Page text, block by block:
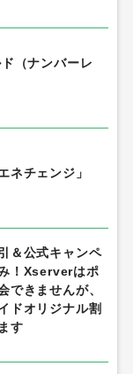
（ナンバーレ
ネチェンジ」
＆公式キャンペ
！Xserverはポ
できませんが、
ドオリジナル割
す